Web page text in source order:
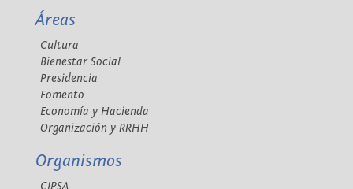
Áreas
Cultura
Bienestar Social
Presidencia
Fomento
Economía y Hacienda
Organización y RRHH
Organismos
CIPSA